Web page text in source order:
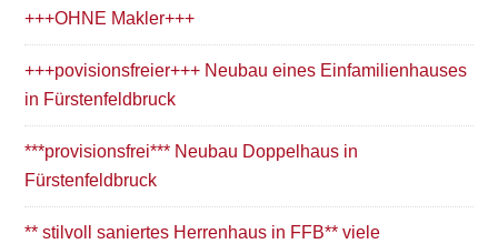
+++OHNE Makler+++
+++povisionsfreier+++ Neubau eines Einfamilienhauses
in Fürstenfeldbruck
***provisionsfrei*** Neubau Doppelhaus in
Fürstenfeldbruck
** stilvoll saniertes Herrenhaus in FFB** viele